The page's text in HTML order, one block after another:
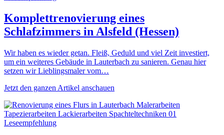
Komplettrenovierung eines
Schlafzimmers in Alsfeld (Hessen)
Wir haben es wieder getan. Fleiß, Geduld und viel Zeit investiert,
um ein weiteres Gebäude in Lauterbach zu sanieren. Genau hier
setzen wir Lieblingsmaler vom…
Jetzt den ganzen Artikel anschauen
Leseempfehlung